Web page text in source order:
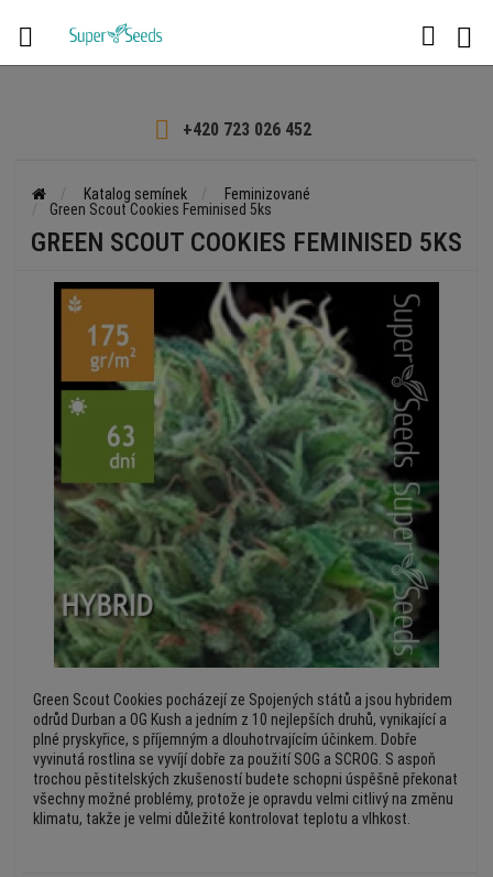
 +420 723 026 452
Katalog semínek
Feminizované
Green Scout Cookies Feminised 5ks
GREEN SCOUT COOKIES FEMINISED 5KS
Green Scout Cookies pocházejí ze Spojených států a jsou hybridem
odrůd Durban a OG Kush a jedním z 10 nejlepších druhů, vynikající a
plné pryskyřice, s příjemným a dlouhotrvajícím účinkem. Dobře
vyvinutá rostlina se vyvíjí dobře za použití SOG a SCROG. S aspoň
trochou pěstitelských zkušeností budete schopni úspěšně překonat
všechny možné problémy, protože je opravdu velmi citlivý na změnu
klimatu, takže je velmi důležité kontrolovat teplotu a vlhkost.